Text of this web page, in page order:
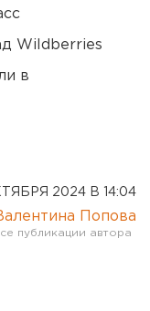
Wildberries
в
2024 В 14:04
Попова